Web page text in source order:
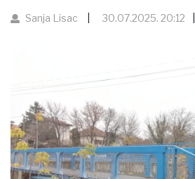
Sanja Lisac 30.07.2025. 20:12